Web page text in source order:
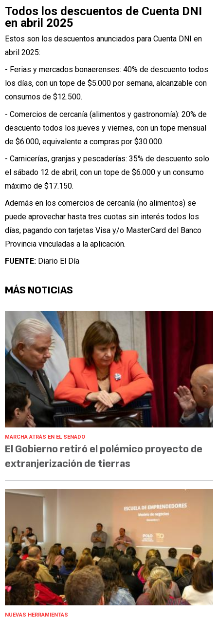
Todos los descuentos de Cuenta DNI
en abril 2025
Estos son los descuentos anunciados para Cuenta DNI en
abril 2025:
- Ferias y mercados bonaerenses: 40% de descuento todos
los días, con un tope de $5.000 por semana, alcanzable con
consumos de $12.500.
- Comercios de cercanía (alimentos y gastronomía): 20% de
descuento todos los jueves y viernes, con un tope mensual
de $6.000, equivalente a compras por $30.000.
- Carnicerías, granjas y pescaderías: 35% de descuento solo
el sábado 12 de abril, con un tope de $6.000 y un consumo
máximo de $17.150.
Además en los comercios de cercanía (no alimentos) se
puede aprovechar hasta tres cuotas sin interés todos los
días, pagando con tarjetas Visa y/o MasterCard del Banco
Provincia vinculadas a la aplicación.
FUENTE: Diario El Día
MÁS NOTICIAS
MARCHA ATRÁS EN EL SENADO
El Gobierno retiró el polémico proyecto de
extranjerización de tierras
NUEVAS HERRAMIENTAS